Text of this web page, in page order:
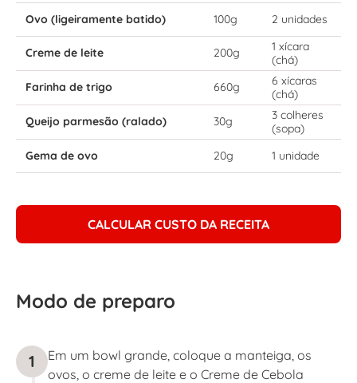
Ovo (ligeiramente batido)
100g 2 unidades
Creme de leite 200g
1 xícara
(chá)
Farinha de trigo
660g
6 xícaras
(chá)
Queijo parmesão (ralado)
30g
3 colheres
(sopa)
Gema de ovo
20g 1 unidade
CALCULAR CUSTO DA RECEITA
Modo de preparo
1
Em um bowl grande, coloque a manteiga, os
ovos, o creme de leite e o Creme de Cebola